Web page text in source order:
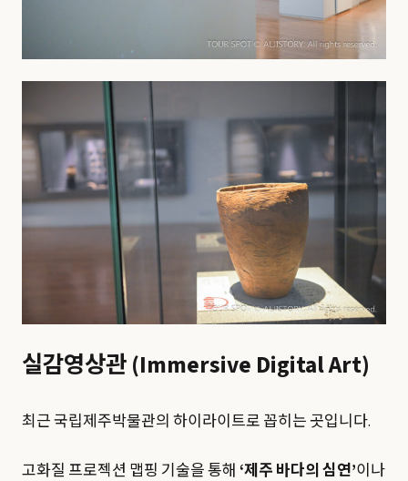
실감영상관 (Immersive Digital Art)
최근 국립제주박물관의 하이라이트로 꼽히는 곳입니다.
고화질 프로젝션 맵핑 기술을 통해 ‘제주 바다의 심연’이나